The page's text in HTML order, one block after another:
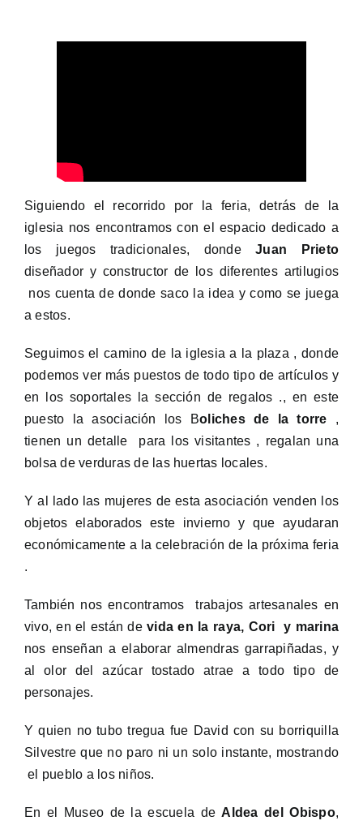
Siguiendo el recorrido por la feria, detrás de la
iglesia nos encontramos con el espacio dedicado a
los juegos tradicionales, dondeJuan Prieto
diseñador y constructor de los diferentes artilugios
nos cuenta de donde saco la idea y como se juega
a estos.
Seguimos el camino de la iglesia a la plaza , donde
podemos ver más puestos de todo tipo de artículos y
en los soportales la sección de regalos ., en este
puesto la asociación los Boliches de la torre ,
tienen un detalle para los visitantes , regalan una
bolsa de verduras de las huertas locales.
Y al lado las mujeres de esta asociación venden los
objetos elaborados este invierno y que ayudaran
económicamente a la celebración de la próxima feria
.
También nos encontramos trabajos artesanales en
vivo, en el están devida en la raya, Cori y marina
nos enseñan a elaborar almendras garrapiñadas, y
al olor del azúcar tostado atrae a todo tipo de
personajes.
Y quien no tubo tregua fue David con su borriquilla
Silvestre que no paro ni un solo instante, mostrando
el pueblo a los niños.
En el Museo de la escuela de Aldea del Obispo,